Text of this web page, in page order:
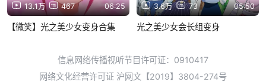
13.1万 467 06:25
【微笑】光之美少女变身合集
3.6万 73 05:50
光之美少女会长组变身
信息网络传播视听节目许可证：0910417
网络文化经营许可证 沪网文【2019】3804-274号